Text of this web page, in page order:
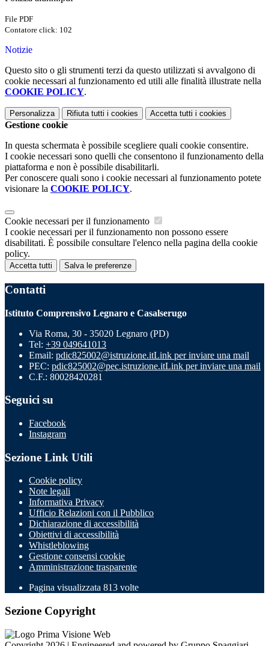
File PDF
Contatore click: 102
Notizie
Questo sito o gli strumenti terzi da questo utilizzati si avvalgono di
cookie necessari al funzionamento ed utili alle finalità illustrate nella
COOKIE POLICY.
Personalizza Rifiuta tutti i cookies Accetta tutti i cookies
Gestione cookie
In questa schermata è possibile scegliere quali cookie consentire.
I cookie necessari sono quelli che consentono il funzionamento della
piattaforma e non è possibile disabilitarli.
Per conoscere quali sono i cookie necessari al funzionamento potete
visionare la COOKIE POLICY.
Cookie necessari per il funzionamento
I cookie necessari per il funzionamento non possono essere
disabilitati. È possibile consultare l'elenco nella pagina della cookie
policy.
Accetta tutti Salva le preferenze
Contatti
Istituto Comprensivo Legnaro e Casalserugo
Via Roma, 30 - 35020 Legnaro (PD)
Tel: +39 049641013
Email: pdic825002@istruzione.itLink per inviare una mail
PEC: pdic825002@pec.istruzione.itLink per inviare una mail
C.F.: 80028420281
Seguici su
Facebook
Instagram
Sezione Link Utili
Cookie policy
Note legali
Informativa Privacy
Ufficio Relazioni con il Pubblico
Dichiarazione di accessibilità
Obiettivi di accessibilità
Whistleblowing
Gestione consensi cookie
Amministrazione trasparente
Pagina visualizzata 813 volte
Sezione Copyright